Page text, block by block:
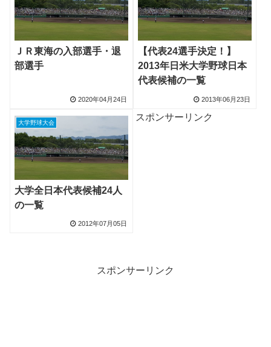
ＪＲ東海の入部選手・退
部選手
2020年04月24日
【代表24選手決定！】
2013年日米大学野球日本
代表候補の一覧
2013年06月23日
大学野球大会
大学全日本代表候補24人
の一覧
2012年07月05日
スポンサーリンク
スポンサーリンク